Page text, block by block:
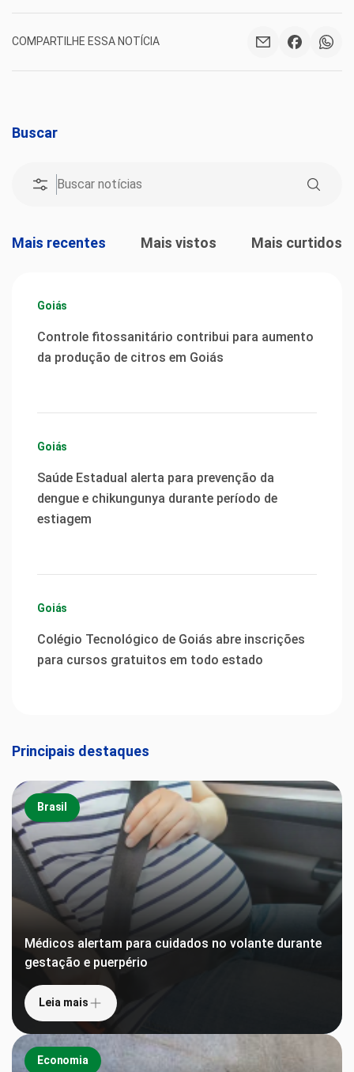
COMPARTILHE ESSA NOTÍCIA
Buscar
Mais recentes Mais vistos Mais curtidos
Goiás
Controle fitossanitário contribui para aumento
da produção de citros em Goiás
Goiás
Saúde Estadual alerta para prevenção da
dengue e chikungunya durante período de
estiagem
Goiás
Colégio Tecnológico de Goiás abre inscrições
para cursos gratuitos em todo estado
Principais destaques
Brasil
Médicos alertam para cuidados no volante durante
gestação e puerpério
Leia mais
Economia